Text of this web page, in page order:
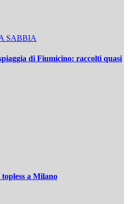
SABBIA
di Fiumicino: raccolti quasi
a Milano